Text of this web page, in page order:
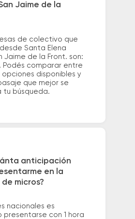
Jaime de la
de colectivo que
Santa Elena
Jaime de la Front. son:
Podés comparar entre
disponibles y
que mejor se
tu búsqueda.
anticipación
en la
micros?
nacionales es
presentarse con 1 hora